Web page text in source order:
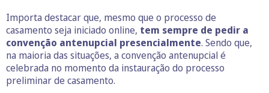
Importa destacar que, mesmo que o processo de
casamento seja iniciado online, tem sempre de pedir a
convenção antenupcial presencialmente. Sendo que,
na maioria das situações, a convenção antenupcial é
celebrada no momento da instauração do processo
preliminar de casamento.